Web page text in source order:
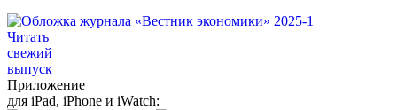
Читать
свежий
выпуск
Приложение
для iPad, iPhone и iWatch: